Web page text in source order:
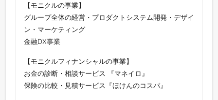
【モニクルの事業】
グループ全体の経営・プロダクトシステム開発・デザイ
ン・マーケティング
金融DX事業
【モニクルフィナンシャルの事業】
お金の診断・相談サービス 『マネイロ』
保険の比較・見積サービス『ほけんのコスパ』